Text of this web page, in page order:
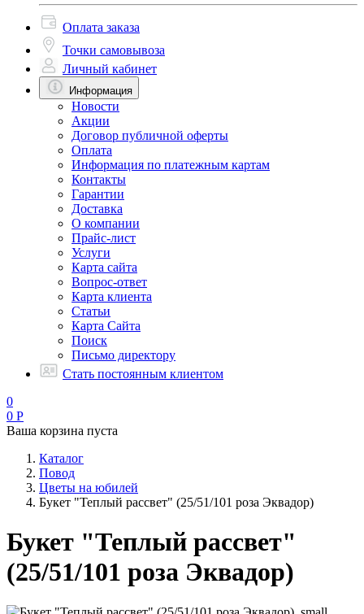
Оплата заказа
Точки самовывоза
Личный кабинет
Информация
Новости
Акции
Договор публичной оферты
Оплата
Информация по платежным картам
Контакты
Гарантии
Доставка
О компании
Прайс-лист
Услуги
Карта сайта
Вопрос-ответ
Карта клиента
Статьи
Карта Сайта
Поиск
Письмо директору
Стать постоянным клиентом
0
0 Р
Ваша корзина пуста
Каталог
Повод
Цветы на юбилей
Букет "Теплый рассвет" (25/51/101 роза Эквадор)
Букет "Теплый рассвет"
(25/51/101 роза Эквадор)